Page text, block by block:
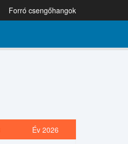
Forró csengőhangok
Év 2026